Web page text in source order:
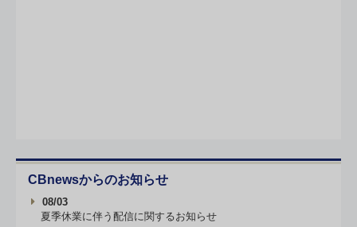
CBnewsからのお知らせ
08/03
夏季休業に伴う配信に関するお知らせ